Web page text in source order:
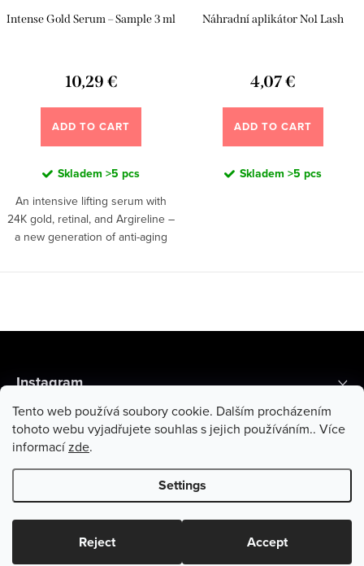
Tento web používá soubory cookie. Dalším procházením
tohoto webu vyjadřujete souhlas s jejich používáním.. Více
informacízde.
Settings
Reject Accept
Intense Gold Serum – Sample 3 ml
10,29 €
ADD TO CART
Skladem >5 pcs
An intensive lifting serum with
24K gold, retinal, and Argireline –
a new generation of anti-aging
Náhradní aplikátor No1 Lash
4,07 €
ADD TO CART
Skladem >5 pcs
o
Instagram
Recenze zákazníků
Informace pro vás
Copyright 2026Di Angelo Cosmetics. All rights reserved.